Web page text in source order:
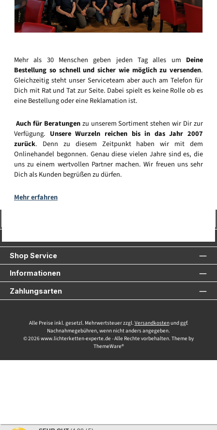
Mehr als 30 Menschen geben jeden Tag alles um Deine
Bestellung so schnell und sicher wie möglich zu versenden.
Gleichzeitig steht unser Serviceteam aber auch am Telefon für
Dich mit Rat und Tat zur Seite. Dabei spielt es keine Rolle ob es
eine Bestellung oder eine Reklamation ist.
Auch für Beratungenzu unserem Sortiment stehen wir Dir zur
Verfügung. Unsere Wurzeln reichen bis in das Jahr 2007
zurück. Denn zu diesem Zeitpunkt haben wir mit dem
Onlinehandel begonnen. Genau diese vielen Jahre sind es, die
uns zu einem wertvollen Partner machen. Wir freuen uns sehr
Dich als Kunden begrüßen zu dürfen.
Mehr erfahren
Shop Service
Informationen
Zahlungsarten
Alle Preise inkl. gesetzl. Mehrwertsteuer zzgl. Versandkostenund ggf.
Nachnahmegebühren, wenn nicht anders angegeben.
© 2026 www.lichterketten-experte.de - Alle Rechte vorbehalten. Theme by
ThemeWare®